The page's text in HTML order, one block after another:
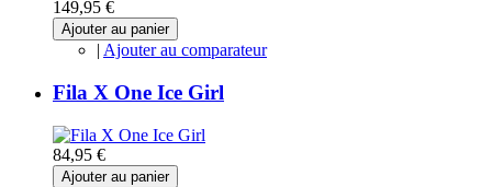
149,95 €
Ajouter au panier
| Ajouter au comparateur
Fila X One Ice Girl
84,95 €
Ajouter au panier